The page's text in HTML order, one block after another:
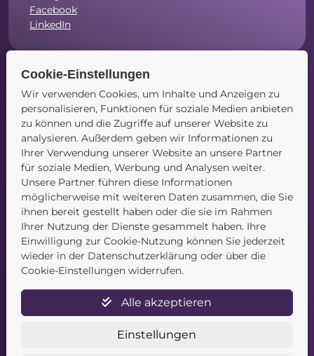
Facebook
LinkedIn
Navigation
Startseite
Blog
Kontakt
Service
Datenschutz
Cookie-Einstellungen
Wir verwenden Cookies, um Inhalte und Anzeigen zu
personalisieren, Funktionen für soziale Medien anbieten
zu können und die Zugriffe auf unserer Website zu
analysieren. Außerdem geben wir Informationen zu
Ihrer Verwendung unserer Website an unsere Partner
für soziale Medien, Werbung und Analysen weiter.
Unsere Partner führen diese Informationen
möglicherweise mit weiteren Daten zusammen, die Sie
ihnen bereit gestellt haben oder die sie im Rahmen
Ihrer Nutzung der Dienste gesammelt haben. Ihre
Einwilligung zur Cookie-Nutzung können Sie jederzeit
wieder in der Datenschutzerklärung oder über die
Cookie-Einstellungen widerrufen.
Alle akzeptieren
Einstellungen